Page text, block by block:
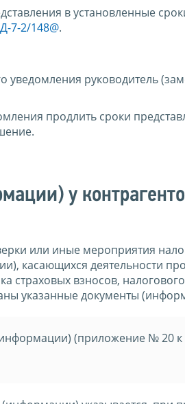
в установленные
7-2/148@.
уведомления руководитель
продлить сроки
у
или иные мероприятия
касающихся деятельности
страховых взносов,
указанные документы
(приложение № 20 к